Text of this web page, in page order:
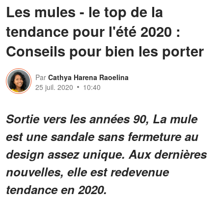
Les mules - le top de la
tendance pour l'été 2020 :
Conseils pour bien les porter
Par Cathya Harena Raoelina
25 juil. 2020
10:40
Sortie vers les années 90, La mule
est une sandale sans fermeture au
design assez unique. Aux dernières
nouvelles, elle est redevenue
tendance en 2020.